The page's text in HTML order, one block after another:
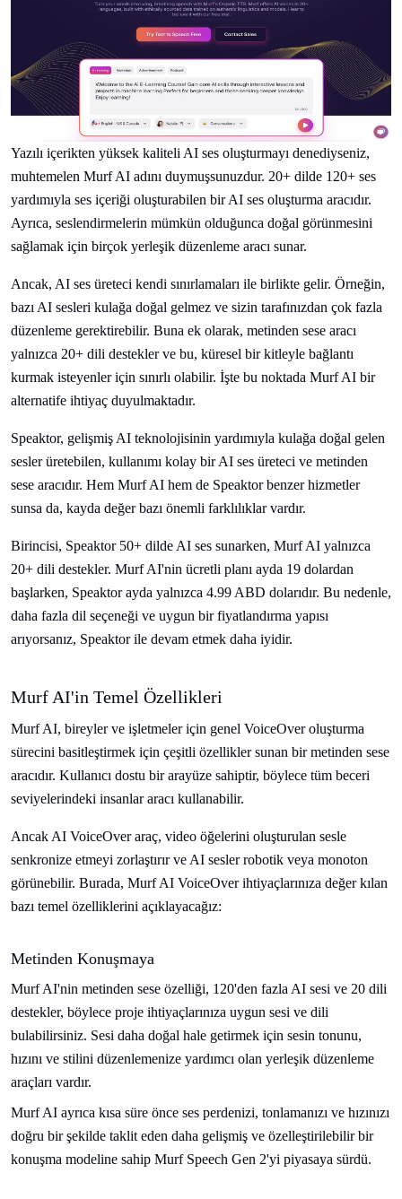
Yazılı içerikten yüksek kaliteli AI ses oluşturmayı denediyseniz,
muhtemelen Murf AI adını duymuşsunuzdur. 20+ dilde 120+ ses
yardımıyla ses içeriği oluşturabilen bir AI ses oluşturma aracıdır.
Ayrıca, seslendirmelerin mümkün olduğunca doğal görünmesini
sağlamak için birçok yerleşik düzenleme aracı sunar.
Ancak, AI ses üreteci kendi sınırlamaları ile birlikte gelir. Örneğin,
bazı AI sesleri kulağa doğal gelmez ve sizin tarafınızdan çok fazla
düzenleme gerektirebilir. Buna ek olarak, metinden sese aracı
yalnızca 20+ dili destekler ve bu, küresel bir kitleyle bağlantı
kurmak isteyenler için sınırlı olabilir. İşte bu noktada Murf AI bir
alternatife ihtiyaç duyulmaktadır.
Speaktor, gelişmiş AI teknolojisinin yardımıyla kulağa doğal gelen
sesler üretebilen, kullanımı kolay bir AI ses üreteci ve metinden
sese aracıdır. Hem Murf AI hem de Speaktor benzer hizmetler
sunsa da, kayda değer bazı önemli farklılıklar vardır.
Birincisi, Speaktor 50+ dilde AI ses sunarken, Murf AI yalnızca
20+ dili destekler. Murf AI'nin ücretli planı ayda 19 dolardan
başlarken, Speaktor ayda yalnızca 4.99 ABD dolarıdır. Bu nedenle,
daha fazla dil seçeneği ve uygun bir fiyatlandırma yapısı
arıyorsanız, Speaktor ile devam etmek daha iyidir.
Murf AI'in Temel Özellikleri
Murf AI, bireyler ve işletmeler için genel VoiceOver oluşturma
sürecini basitleştirmek için çeşitli özellikler sunan bir metinden sese
aracıdır. Kullanıcı dostu bir arayüze sahiptir, böylece tüm beceri
seviyelerindeki insanlar aracı kullanabilir.
Ancak AI VoiceOver araç, video öğelerini oluşturulan sesle
senkronize etmeyi zorlaştırır ve AI sesler robotik veya monoton
görünebilir. Burada, Murf AI VoiceOver ihtiyaçlarınıza değer kılan
bazı temel özelliklerini açıklayacağız:
Metinden Konuşmaya
Murf AI'nin metinden sese özelliği, 120'den fazla AI sesi ve 20 dili
destekler, böylece proje ihtiyaçlarınıza uygun sesi ve dili
bulabilirsiniz. Sesi daha doğal hale getirmek için sesin tonunu,
hızını ve stilini düzenlemenize yardımcı olan yerleşik düzenleme
araçları vardır.
Murf AI ayrıca kısa süre önce ses perdenizi, tonlamanızı ve hızınızı
doğru bir şekilde taklit eden daha gelişmiş ve özelleştirilebilir bir
konuşma modeline sahip Murf Speech Gen 2'yi piyasaya sürdü.